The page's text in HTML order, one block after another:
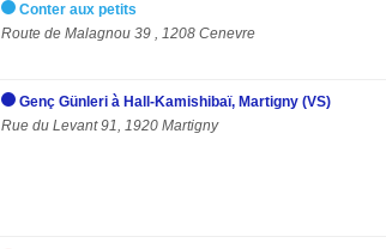
Conter aux petits
Route de Malagnou 39 , 1208 Cenevre
Genç Günleri à Hall-Kamishibaï, Martigny (VS)
Rue du Levant91, 1920 Martigny